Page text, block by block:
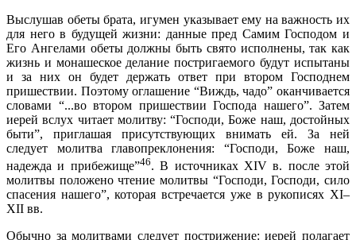
Выслушав обеты брата, игумен указывает ему на важность их
для него в будущей жизни: данные пред Самим Господом и
Его Ангелами обеты должны быть свято исполнены, так как
жизнь и монашеское делание постригаемого будут испытаны
и за них он будет держать ответ при втором Господнем
пришествии. Поэтому оглашение “Виждь, чадо” оканчивается
словами “...во втором пришествии Господа нашего”. Затем
иерей вслух читает молитву: “Господи, Боже наш, достойных
быти”, приглашая присутствующих внимать ей. За ней
следует молитва главопреклонения: “Господи, Боже наш,
надежда и прибежище”46. В источниках XIV в. после этой
молитвы положено чтение молитвы “Господи, Господи, сило
спасения нашего”, которая встречается уже в рукописях XI–
XII вв.
Обычно за молитвами следует пострижение: иерей полагает